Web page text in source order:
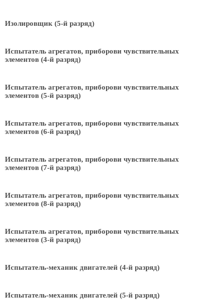
Изолировщик (5-й разряд)
Испытатель агрегатов, приборови чувствительных
элементов (4-й разряд)
Испытатель агрегатов, приборови чувствительных
элементов (5-й разряд)
Испытатель агрегатов, приборови чувствительных
элементов (6-й разряд)
Испытатель агрегатов, приборови чувствительных
элементов (7-й разряд)
Испытатель агрегатов, приборови чувствительных
элементов (8-й разряд)
Испытатель агрегатов, приборови чувствительных
элементов (3-й разряд)
Испытатель-механик двигателей (4-й разряд)
Испытатель-механик двигателей (5-й разряд)